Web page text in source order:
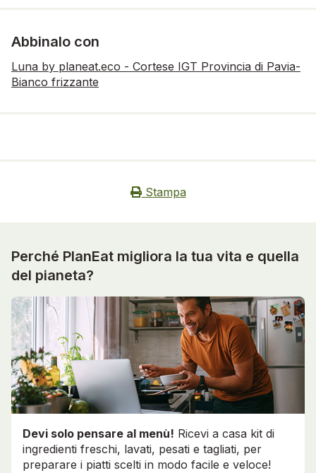
Abbinalo con
Luna by planeat.eco - Cortese IGT Provincia di Pavia-
Bianco frizzante
Stampa
Perché PlanEat migliora la tua vita e quella
del pianeta?
Devi solo pensare al menù! Ricevi a casa kit di
ingredienti freschi, lavati, pesati e tagliati, per
preparare i piatti scelti in modo facile e veloce!